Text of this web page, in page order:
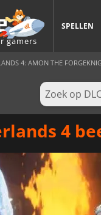
gamers
SPELLEN
4: AMON THE
4